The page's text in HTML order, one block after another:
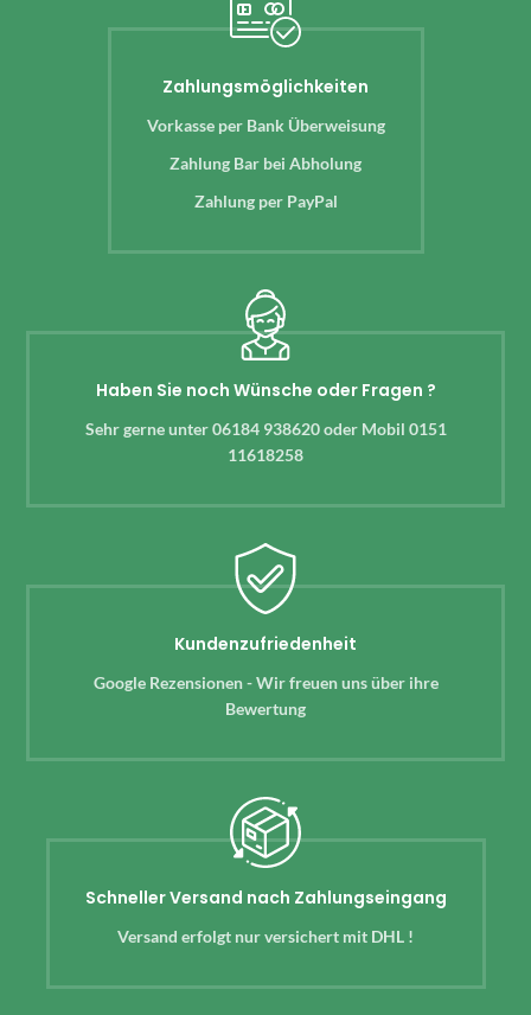
Zahlungsmöglichkeiten
Vorkasse per Bank Überweisung
Zahlung Bar bei Abholung
Zahlung per PayPal
Haben Sie noch Wünsche oder Fragen ?
Sehr gerne unter 06184 938620 oder Mobil 0151
11618258
Kundenzufriedenheit
Google Rezensionen - Wir freuen uns über ihre
Bewertung
Schneller Versand nach Zahlungseingang
Versand erfolgt nur versichert mit DHL !